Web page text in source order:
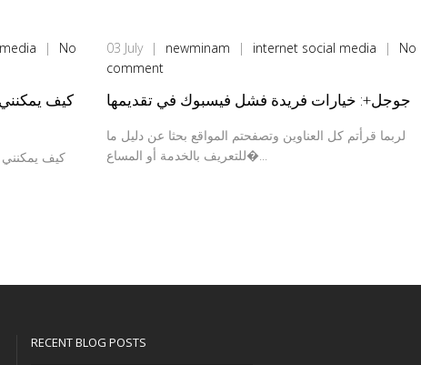
|
No
كيف
كيف يمكنني
03 July | newminam | internet social media |
No
comment
جوجل+: خيارات فريدة فشل فيسبوك في تقديمها
لربما قرأتم كل العناوين وتصفحتم المواقع بحثا عن دليل ما
للتعريف بالخدمة أو المساع�...
RECENT BLOG POSTS